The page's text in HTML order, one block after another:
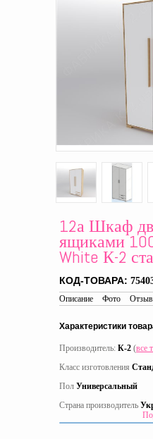
12а Шкаф
ящиками
White К-2
КОД-ТОВАРА:
Описание Фото
Характеристики
Производитель: К-2 (все
Класс изготовления
Пол Универсальный
Страна производитель